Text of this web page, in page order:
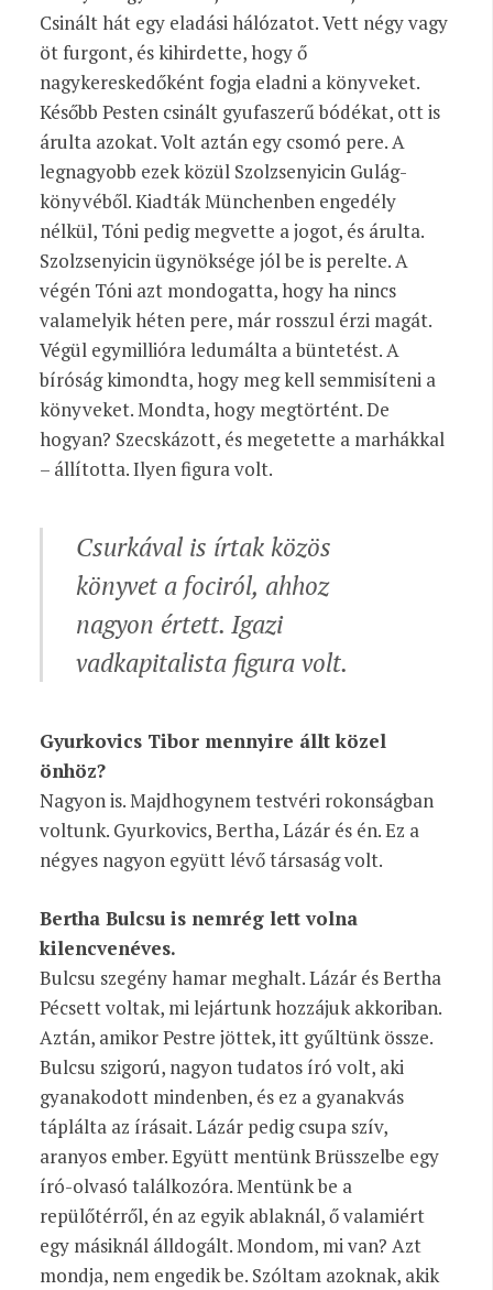
Csinált hát egy eladási hálózatot. Vett négy vagy
öt furgont, és kihirdette, hogy ő
nagykereskedőként fogja eladni a könyveket.
Később Pesten csinált gyufaszerű bódékat, ott is
árulta azokat. Volt aztán egy csomó pere. A
legnagyobb ezek közül Szolzsenyicin Gulág-
könyvéből. Kiadták Münchenben engedély
nélkül, Tóni pedig megvette a jogot, és árulta.
Szolzsenyicin ügynöksége jól be is perelte. A
végén Tóni azt mondogatta, hogy ha nincs
valamelyik héten pere, már rosszul érzi magát.
Végül egymillióra ledumálta a büntetést. A
bíróság kimondta, hogy meg kell semmisíteni a
könyveket. Mondta, hogy megtörtént. De
hogyan? Szecskázott, és megetette a marhákkal
– állította. Ilyen figura volt.
Csurkával is írtak közös
könyvet a fociról, ahhoz
nagyon értett. Igazi
vadkapitalista figura volt.
Gyurkovics Tibor mennyire állt közel
önhöz?
Nagyon is. Majdhogynem testvéri rokonságban
voltunk. Gyurkovics, Bertha, Lázár és én. Ez a
négyes nagyon együtt lévő társaság volt.
Bertha Bulcsu is nemrég lett volna
kilencvenéves.
Bulcsu szegény hamar meghalt. Lázár és Bertha
Pécsett voltak, mi lejártunk hozzájuk akkoriban.
Aztán, amikor Pestre jöttek, itt gyűltünk össze.
Bulcsu szigorú, nagyon tudatos író volt, aki
gyanakodott mindenben, és ez a gyanakvás
táplálta az írásait. Lázár pedig csupa szív,
aranyos ember. Együtt mentünk Brüsszelbe egy
író-olvasó találkozóra. Mentünk be a
repülőtérről, én az egyik ablaknál, ő valamiért
egy másiknál álldogált. Mondom, mi van? Azt
mondja, nem engedik be. Szóltam azoknak, akik